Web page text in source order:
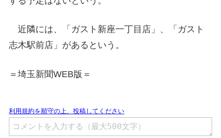
近隣には、「ガスト新座一丁目店」、「ガスト
志木駅前店」があるという。
＝埼玉新聞WEB版＝